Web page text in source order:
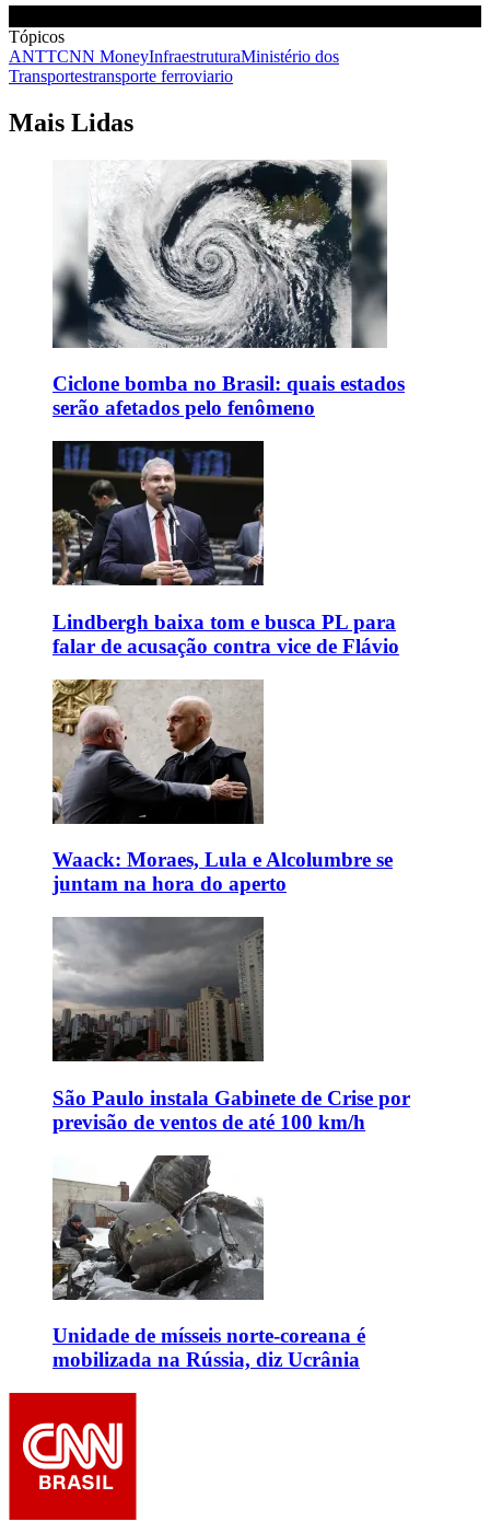
Tópicos
ANTTCNN MoneyInfraestruturaMinistério dos
Transportestransporte ferroviario
Mais Lidas
Ciclone bomba no Brasil: quais estados
serão afetados pelo fenômeno
Lindbergh baixa tom e busca PL para
falar de acusação contra vice de Flávio
Waack: Moraes, Lula e Alcolumbre se
juntam na hora do aperto
São Paulo instala Gabinete de Crise por
previsão de ventos de até 100 km/h
Unidade de mísseis norte-coreana é
mobilizada na Rússia, diz Ucrânia